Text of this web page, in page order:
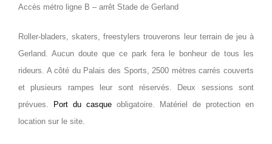
Accès métro ligne B – arrêt Stade de Gerland
Roller-bladers, skaters, freestylers trouverons leur terrain de jeu à
Gerland. Aucun doute que ce park fera le bonheur de tous les
rideurs. A côté du Palais des Sports, 2500 mètres carrés couverts
et plusieurs rampes leur sont réservés. Deux sessions sont
prévues.
Port du casque obligatoire. Matériel de protection en
location sur le site.